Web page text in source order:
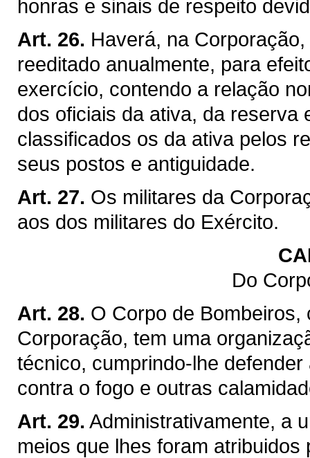
honras e sinais de respeito
Art. 26. Haverá, na
reeditado anualmente, para
exercício, contendo a relação
dos oficiais da ativa, da reserva
classificados os da ativa pelos
seus postos e antiguidade.
Art. 27. Os militares da
aos dos militares do Exército.
Do
Art. 28. O Corpo de Bombeiros,
Corporação, tem uma
técnico, cumprindo-lhe
contra o fogo e outras
Art. 29. Administrativamente, a
meios que lhes foram